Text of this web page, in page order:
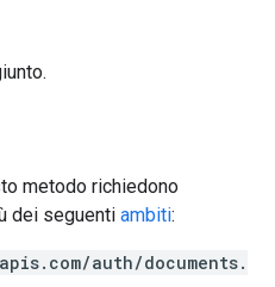
metodo richiedono
dei seguenti ambiti:
auth/documents.